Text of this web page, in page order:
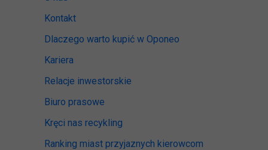
Kontakt
Dlaczego warto kupić w Oponeo
Kariera
Relacje inwestorskie
Biuro prasowe
Kręci nas recykling
Ranking miast przyjaznych kierowcom